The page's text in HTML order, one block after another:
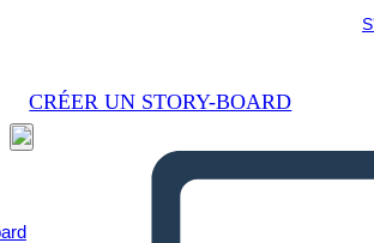
CRÉER UN STORY-BOARD